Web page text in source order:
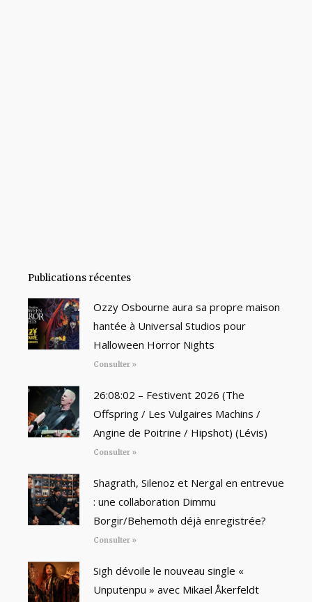
Publications récentes
Ozzy Osbourne aura sa propre maison
hantée à Universal Studios pour
Halloween Horror Nights
Consulter »
26:08:02 – Festivent 2026 (The
Offspring / Les Vulgaires Machins /
Angine de Poitrine / Hipshot) (Lévis)
Consulter »
Shagrath, Silenoz et Nergal en entrevue
: une collaboration Dimmu
Borgir/Behemoth déjà enregistrée?
Consulter »
Sigh dévoile le nouveau single «
Unputenpu » avec Mikael Åkerfeldt